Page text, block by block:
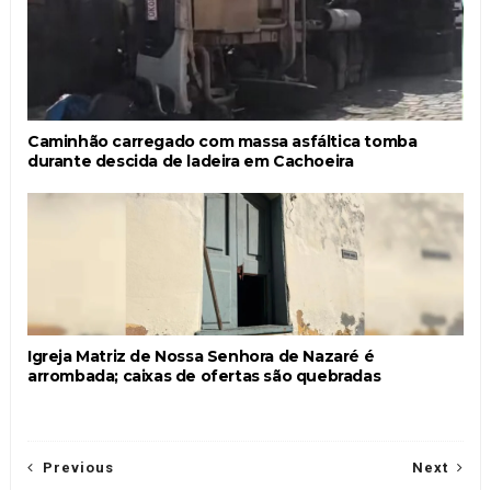
Caminhão carregado com massa asfáltica tomba
durante descida de ladeira em Cachoeira
Igreja Matriz de Nossa Senhora de Nazaré é
arrombada; caixas de ofertas são quebradas
Next
Previous